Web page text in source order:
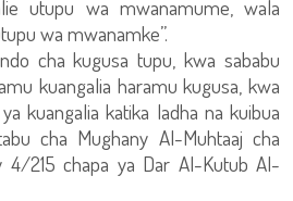
utupu wa mwanamume, wala
wa mwanamke”.
cha kugusa tupu, kwa sababu
kuangalia haramu kugusa, kwa
kuangalia katika ladha na kuibua
cha Mughany Al-Muhtaaj cha
4/215 chapa ya Dar Al-Kutub Al-